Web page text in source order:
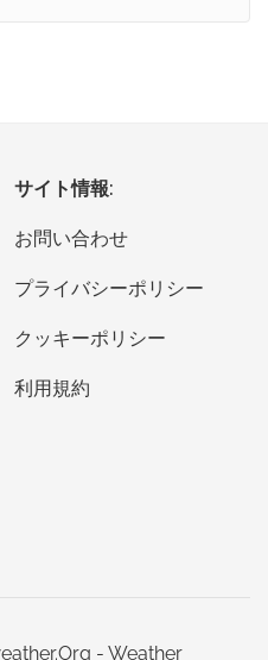
サイト情報:
お問い合わせ
プライバシーポリシー
クッキーポリシー
利用規約
- Weather